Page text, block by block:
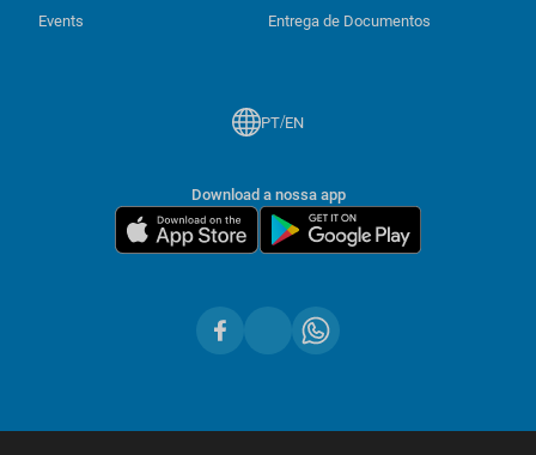
Events
Entrega de Documentos
PT/EN
Download a nossa app